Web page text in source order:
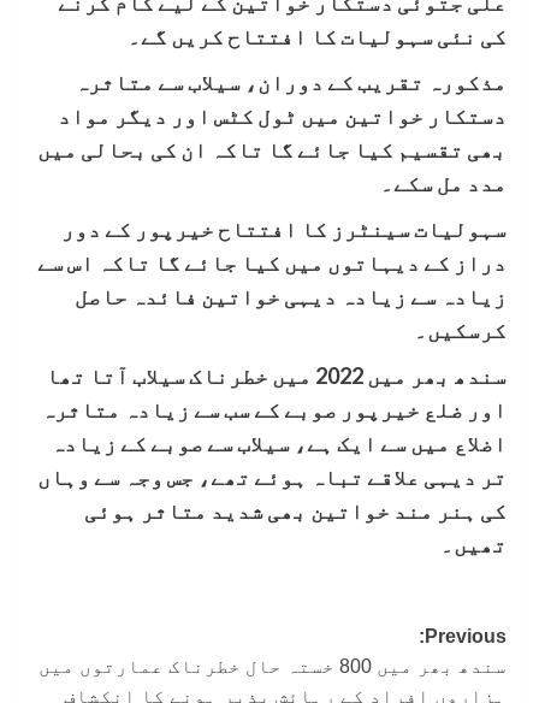
کی نئی سہولیات کا افتتاح کریں گے۔
مذکورہ تقریب کے دوران، سیلاب سے متاثرہ
دستکار خواتین میں ٹول کٹس اور دیگر مواد
بھی تقسیم کیا جائے گا تاکہ ان کی بحالی میں
مدد مل سکے۔
سہولیات سینٹرز کا افتتاح خیرپور کے دور
دراز کے دیہاتوں میں کیا جائے گا تاکہ اس سے
زیادہ سے زیادہ دیہی خواتین فائدہ حاصل
کرسکیں۔
سندھ بھر میں 2022 میں خطرناک سیلاب آتا تھا
اور ضلع خیرپور صوبے کے سب سے زیادہ متاثرہ
اضلاع میں سے ایک ہے، سیلاب سے صوبے کے زیادہ
تر دیہی علاقے تباہ ہوئے تھے، جس وجہ سے وہاں
کی ہنر مند خواتین بھی شدید متاثر ہوئی
تھیں۔
Post
navigation
Previous:
سندھ بھر میں 800 خستہ حال خطرناک عمارتوں میں
ہزاروں افراد کے رہائش پذیر ہونے کا انکشاف